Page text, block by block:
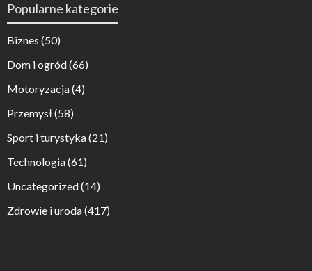
Popularne kategorie
Biznes (50)
Dom i ogród(66)
Motoryzacja(4)
Przemysł(58)
Sport i turystyka(21)
Technologia(61)
Uncategorized(14)
Zdrowie i uroda(417)